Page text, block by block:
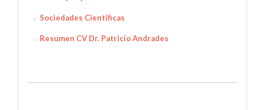
Sociedades Científicas
Resumen CV Dr. Patricio Andrades